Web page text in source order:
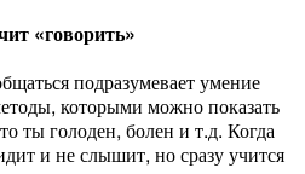
«говорить»
подразумевает умение
которыми можно показать
ты голоден, болен и т.д. Когда
и не слышит, но сразу учится